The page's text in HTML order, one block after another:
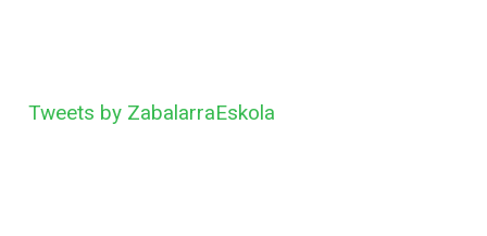
Tweets by ZabalarraEskola